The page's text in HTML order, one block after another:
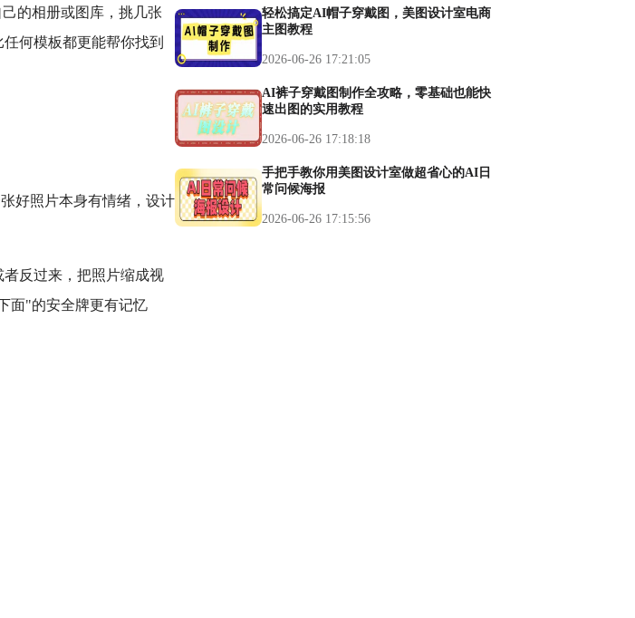
的相册或图库，挑几张
何模板都更能帮你找到
好照片本身有情绪，设计
反过来，把照片缩成视
面"的安全牌更有记忆
轻松搞定AI帽子穿戴图，美图设计室电商
主图教程
2026-06-26 17:21:05
AI裤子穿戴图制作全攻略，零基础也能快
速出图的实用教程
2026-06-26 17:18:18
手把手教你用美图设计室做超省心的AI日
常问候海报
2026-06-26 17:15:56